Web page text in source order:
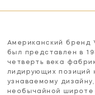
Американский бренд
был представлен в
четверть века
лидирующих позиций
узнаваемому
необычайной широте